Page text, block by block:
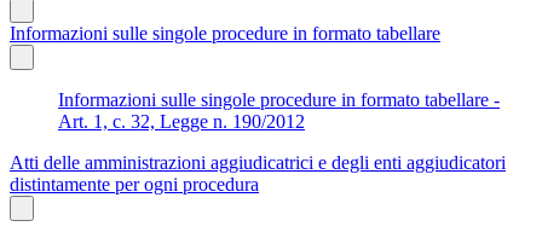
Informazioni sulle singole procedure in formato tabellare
Informazioni sulle singole procedure in formato tabellare -
Art. 1, c. 32, Legge n. 190/2012
Atti delle amministrazioni aggiudicatrici e degli enti aggiudicatori
distintamente per ogni procedura